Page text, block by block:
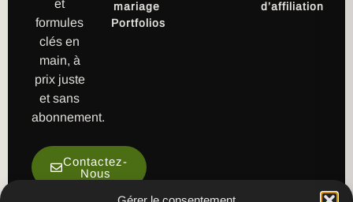
et
formules
clés en
main, à
prix juste
et sans
abonnement.
Contactez-
Nous
mariage
Portfolios
d’affiliation